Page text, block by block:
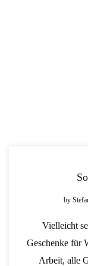
by
Vielleicht
Geschenke für
Arbeit, alle